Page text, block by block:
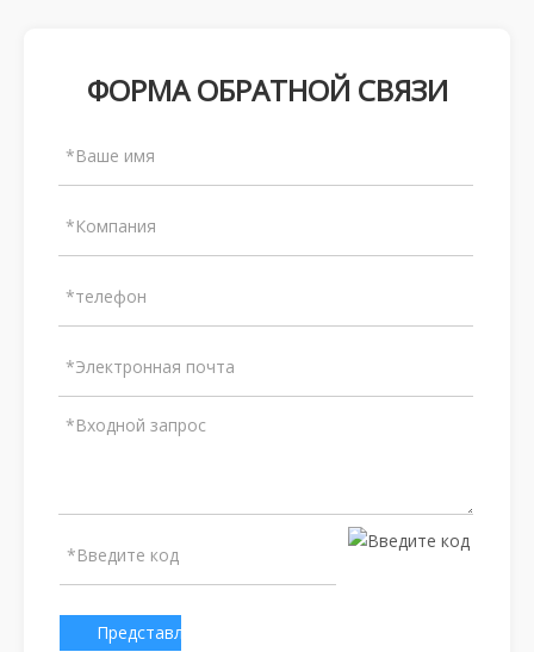
ФОРМА ОБРАТНОЙ СВЯЗИ
Представлено